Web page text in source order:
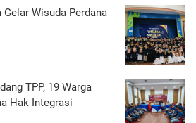
Gelar Wisuda Perdana
TPP, 19 Warga
Hak Integrasi